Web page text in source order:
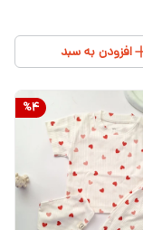
افزودن به سبد
%4